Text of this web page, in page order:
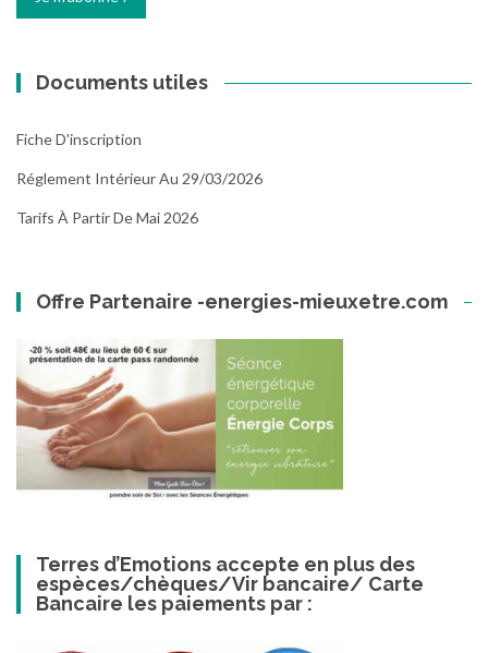
Documents utiles
Fiche D'inscription
Réglement Intérieur Au 29/03/2026
Tarifs À Partir De Mai 2026
Offre Partenaire -energies-mieuxetre.com
Terres d’Emotions accepte en plus des
espèces/chèques/Vir bancaire/ Carte
Bancaire les paiements par :